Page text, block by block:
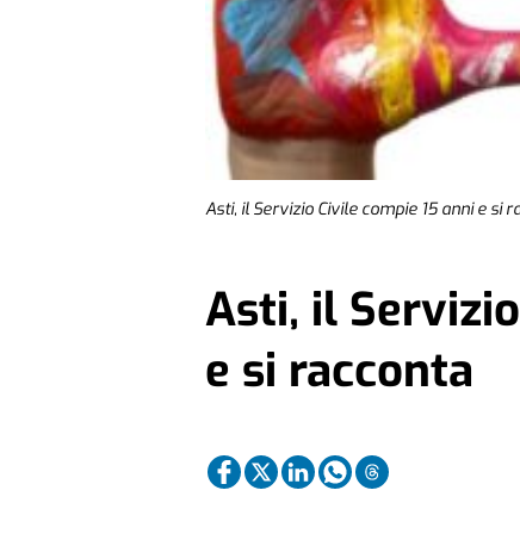
Asti, il Servizio Civile compie 15 anni e si
Asti, il
e si racconta